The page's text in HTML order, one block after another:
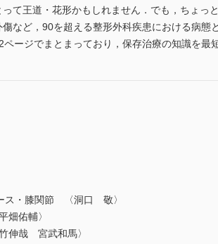
て王道・花形かもしれません．でも，ちょっ
など，90を超える整形外科疾患における病
ージでまとまっており，保存治療の知識を最
ス・膝関節 〈洞口 敬〉
佑輔〉
哉 宮武和馬〉